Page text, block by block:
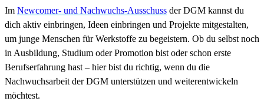
Im Newcomer- und Nachwuchs-Ausschuss der DGM kannst du
dich aktiv einbringen, Ideen einbringen und Projekte mitgestalten,
um junge Menschen für Werkstoffe zu begeistern. Ob du selbst noch
in Ausbildung, Studium oder Promotion bist oder schon erste
Berufserfahrung hast – hier bist du richtig, wenn du die
Nachwuchsarbeit der DGM unterstützen und weiterentwickeln
möchtest.